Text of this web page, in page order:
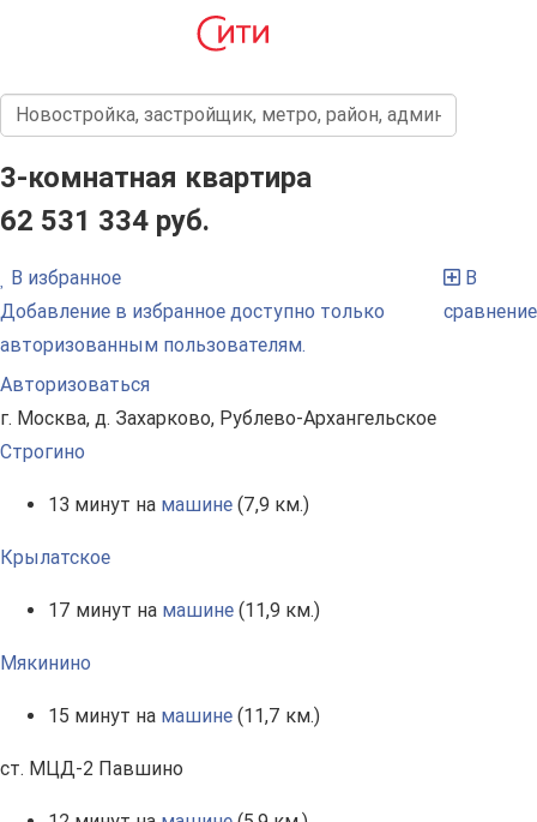
3-комнатная квартира
62 531 334 руб.
В избранное
Добавление в избранное доступно только
авторизованным пользователям.
Авторизоваться
В
сравнение
г. Москва, д. Захарково, Рублево-Архангельское
Строгино
13 минут на машине (7,9 км.)
Крылатское
17 минут на машине (11,9 км.)
Мякинино
15 минут на машине (11,7 км.)
ст. МЦД-2 Павшино